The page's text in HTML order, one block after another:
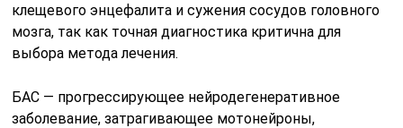
клещевого энцефалита и сужения сосудов головного
мозга, так как точная диагностика критична для
выбора метода лечения.
БАС — прогрессирующее нейродегенеративное
заболевание, затрагивающее мотонейроны,